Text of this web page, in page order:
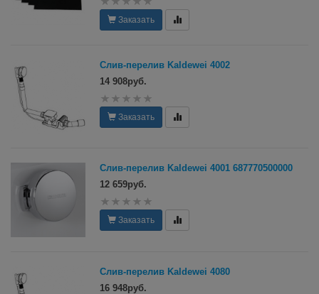
Заказать
Слив-перелив Kaldewei 4002
14 908руб.
Заказать
Слив-перелив Kaldewei 4001 687770500000
12 659руб.
Заказать
Слив-перелив Kaldewei 4080
16 948руб.